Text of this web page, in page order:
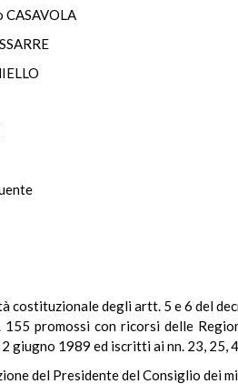
CASAVOLA
costituzionale degli artt. 5 e 6 del
promossi con ricorsi delle
giugno 1989 ed iscritti ai nn. 23, 25,
del Presidente del Consiglio dei